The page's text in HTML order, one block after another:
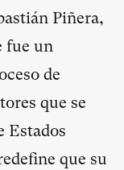
Piñera,
fue un
de
que se
Estados
que su